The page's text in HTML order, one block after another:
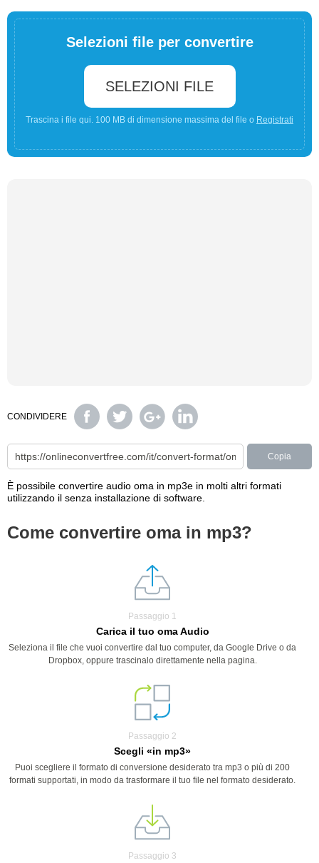
Selezioni file per convertire
SELEZIONI FILE
Trascina i file qui. 100 MB di dimensione massima del file o Registrati
CONDIVIDERE
Copia
È possibile convertire audio oma in mp3e in molti altri formati
utilizzando il senza installazione di software.
Come convertire oma in mp3?
Passaggio 1
Carica il tuo oma Audio
Seleziona il file che vuoi convertire dal tuo computer, da Google Drive o da
Dropbox, oppure trascinalo direttamente nella pagina.
Passaggio 2
Scegli «in mp3»
Puoi scegliere il formato di conversione desiderato tra mp3 o più di 200
formati supportati, in modo da trasformare il tuo file nel formato desiderato.
Passaggio 3